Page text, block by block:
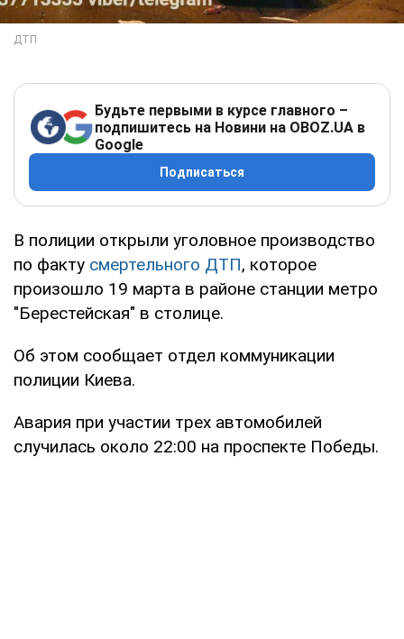
Будьте первыми в курсе главного –
подпишитесь на Новини на OBOZ.UA в
Google
Подписаться
В полиции открыли уголовное производство
по факту смертельного ДТП, которое
произошло 19 марта в районе станции метро
"Берестейская" в столице.
Об этом сообщает отдел коммуникации
полиции Киева.
Авария при участии трех автомобилей
случилась около 22:00 на проспекте Победы.